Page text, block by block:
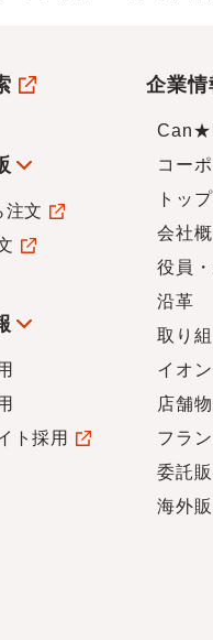
注文
ト採用
企業情
コー
トッ
会社
役員
沿革
取り
イオ
店舗
フラ
委託
海外